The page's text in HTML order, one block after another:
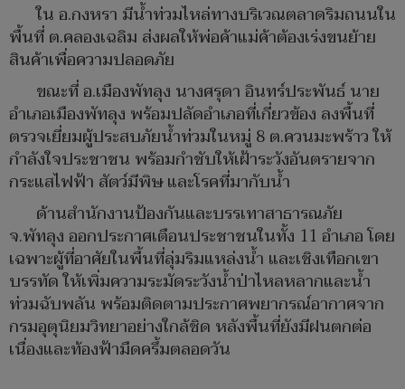
ใน อ.กงหรา มีน้ำท่วมไหล่ทางบริเวณตลาดริมถนนใน
พื้นที่ ต.คลองเฉลิม ส่งผลให้พ่อค้าแม่ค้าต้องเร่งขนย้าย
สินค้าเพื่อความปลอดภัย
ขณะที่ อ.เมืองพัทลุง นางศรุดา อินทร์ประพันธ์ นาย
อำเภอเมืองพัทลุง พร้อมปลัดอำเภอที่เกี่ยวข้อง ลงพื้นที่
ตรวจเยี่ยมผู้ประสบภัยน้ำท่วมในหมู่ 8 ต.ควนมะพร้าว ให้
กำลังใจประชาชน พร้อมกำชับให้เฝ้าระวังอันตรายจาก
กระแสไฟฟ้า สัตว์มีพิษ และโรคที่มากับน้ำ
ด้านสำนักงานป้องกันและบรรเทาสาธารณภัย
จ.พัทลุง ออกประกาศเตือนประชาชนในทั้ง 11 อำเภอ โดย
เฉพาะผู้ที่อาศัยในพื้นที่ลุ่มริมแหล่งน้ำ และเชิงเทือกเขา
บรรทัด ให้เพิ่มความระมัดระวังน้ำป่าไหลหลากและน้ำ
ท่วมฉับพลัน พร้อมติดตามประกาศพยากรณ์อากาศจาก
กรมอุตุนิยมวิทยาอย่างใกล้ชิด หลังพื้นที่ยังมีฝนตกต่อ
เนื่องและท้องฟ้ามืดครึ้มตลอดวัน